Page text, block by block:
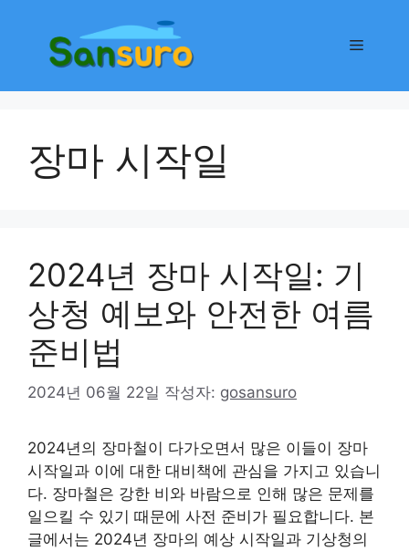
메
장마 시작일
2024년 장마 시작일: 기
상청 예보와 안전한 여름
준비법
2024년 06월 22일 작성자: gosansuro
2024년의 장마철이 다가오면서 많은 이들이 장마
시작일과 이에 대한 대비책에 관심을 가지고 있습니
다. 장마철은 강한 비와 바람으로 인해 많은 문제를
일으킬 수 있기 때문에 사전 준비가 필요합니다. 본
글에서는 2024년 장마의 예상 시작일과 기상청의